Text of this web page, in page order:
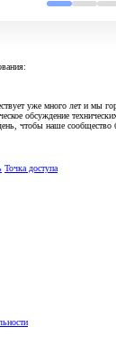
уже много лет и мы
обсуждение
чтобы наше сообщество
Точка доступа